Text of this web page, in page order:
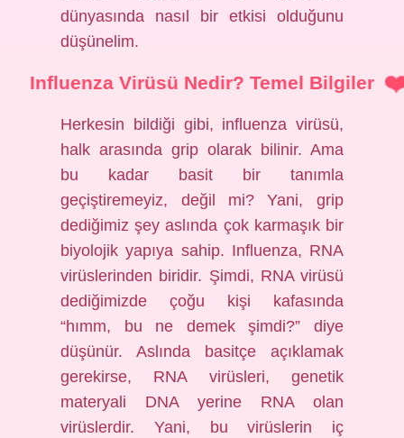
dünyasında nasıl bir etkisi olduğunu
düşünelim.
Influenza Virüsü Nedir? Temel Bilgiler
Herkesin bildiği gibi, influenza virüsü,
halk arasında grip olarak bilinir. Ama
bu kadar basit bir tanımla
geçiştiremeyiz, değil mi? Yani, grip
dediğimiz şey aslında çok karmaşık bir
biyolojik yapıya sahip. Influenza, RNA
virüslerinden biridir. Şimdi, RNA virüsü
dediğimizde çoğu kişi kafasında
“hımm, bu ne demek şimdi?” diye
düşünür. Aslında basitçe açıklamak
gerekirse, RNA virüsleri, genetik
materyali DNA yerine RNA olan
virüslerdir. Yani, bu virüslerin iç